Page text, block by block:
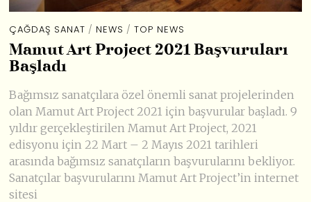
ÇAĞDAŞ SANAT / NEWS / TOP NEWS
Mamut Art Project 2021 Başvuruları
Başladı
Bağımsız sanatçılara özel önemli sanat projelerinden
olan Mamut Art Project 2021 için başvurular başladı. 9
yıldır gerçekleştirilen Mamut Art Project, 2021
edisyonu için 22 Mart – 2 Mayıs 2021 tarihleri
arasında bağımsız sanatçıların başvurularını bekliyor.
Sanatçılar başvurularını Mamut Art Project’in internet
sitesi